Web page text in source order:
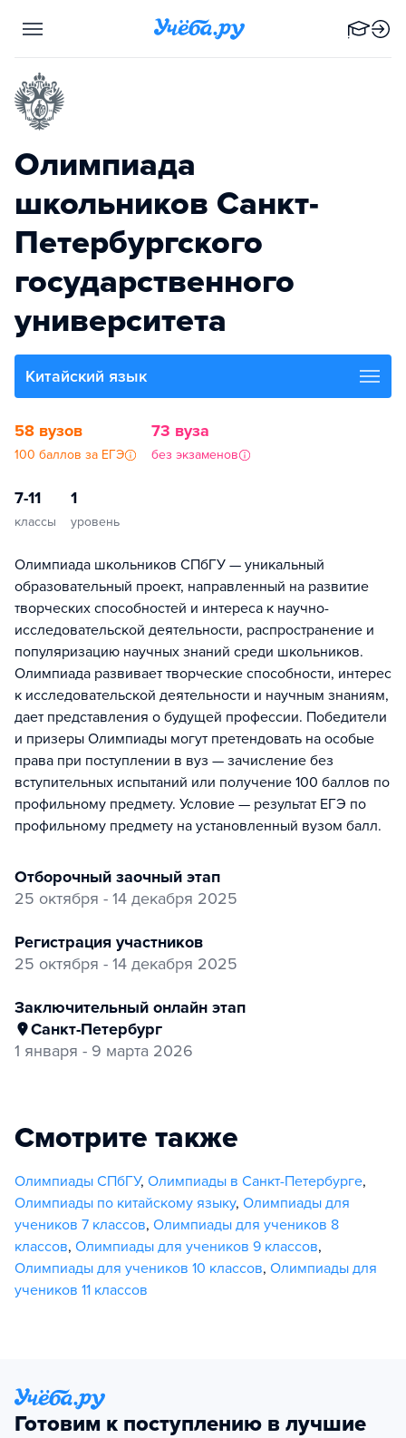
Олимпиада
школьников Санкт-
Петербургского
государственного
университета
Китайский язык
58 вузов
100 баллов за ЕГЭ
73 вуза
без экзаменов
7-11
классы
1
уровень
Олимпиада школьников СПбГУ — уникальный
образовательный проект, направленный на развитие
творческих способностей и интереса к научно-
исследовательской деятельности, распространение и
популяризацию научных знаний среди школьников.
Олимпиада развивает творческие способности, интерес
к исследовательской деятельности и научным знаниям,
дает представления о будущей профессии. Победители
и призеры Олимпиады могут претендовать на особые
права при поступлении в вуз — зачисление без
вступительных испытаний или получение 100 баллов по
профильному предмету. Условие — результат ЕГЭ по
профильному предмету на установленный вузом балл.
отборочный заочный этап
25 октября - 14 декабря 2025
регистрация участников
25 октября - 14 декабря 2025
заключительный онлайн этап
Санкт-Петербург
1 января - 9 марта 2026
Смотрите также
Олимпиады СПбГУ, Олимпиады в Санкт-Петербурге,
Олимпиады по китайскому языку, Олимпиады для
учеников 7 классов, Олимпиады для учеников 8
классов, Олимпиады для учеников 9 классов,
Олимпиады для учеников 10 классов, Олимпиады для
учеников 11 классов
Готовим к поступлению в лучшие